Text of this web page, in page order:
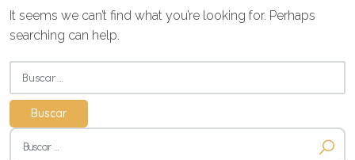
It seems we can’t find what you’re looking for. Perhaps
searching can help.
Buscar:
Buscar: